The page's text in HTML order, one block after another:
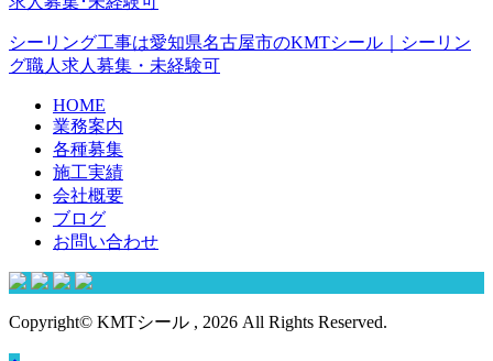
シーリング工事は愛知県名古屋市のKMTシール｜シーリン
グ職人求人募集・未経験可
HOME
業務案内
各種募集
施工実績
会社概要
ブログ
お問い合わせ
Copyright© KMTシール , 2026 All Rights Reserved.